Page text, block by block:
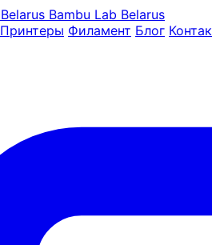
Bambu Lab Belarus
Принтеры Филамент Блог